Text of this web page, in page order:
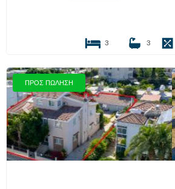
3 3
ΠΡΟΣ ΠΩΛΗΣΗ
Προηγούμενο